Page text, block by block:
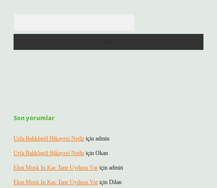
Son yorumlar
Urfa Balıklıgöl Hikayesi Nedir için admin
Urfa Balıklıgöl Hikayesi Nedir için Okan
Elon Musk In Kaç Tane Uydusu Var için admin
Elon Musk In Kaç Tane Uydusu Var için Dilan